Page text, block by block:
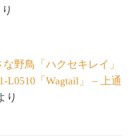
野鳥「ハクセキレイ」
L0510「Wagtail」 – 上通
り